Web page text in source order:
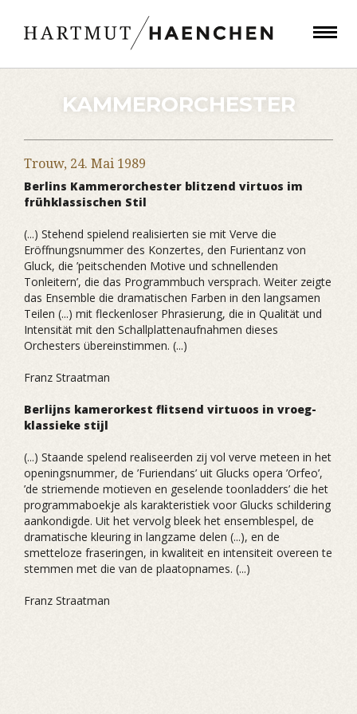
KAMMERORCHESTER
Trouw, 24. Mai 1989
Berlins Kammerorchester blitzend virtuos im
frühklassischen Stil
(...) Stehend spielend realisierten sie mit Verve die
Eröffnungsnummer des Konzertes, den Furientanz von
Gluck, die ’peitschenden Motive und schnellenden
Tonleitern’, die das Programmbuch versprach. Weiter zeigte
das Ensemble die dramatischen Farben in den langsamen
Teilen (...) mit fleckenloser Phrasierung, die in Qualität und
Intensität mit den Schallplattenaufnahmen dieses
Orchesters übereinstimmen. (...)
Franz Straatman
Berlijns kamerorkest flitsend virtuoos in vroeg-
klassieke stijl
(...) Staande spelend realiseerden zij vol verve meteen in het
openingsnummer, de ’Furiendans’ uit Glucks opera ’Orfeo’,
’de striemende motieven en geselende toonladders’ die het
programmaboekje als karakteristiek voor Glucks schildering
aankondigde. Uit het vervolg bleek het ensemblespel, de
dramatische kleuring in langzame delen (...), en de
smetteloze fraseringen, in kwaliteit en intensiteit overeen te
stemmen met die van de plaatopnames. (...)
Franz Straatman